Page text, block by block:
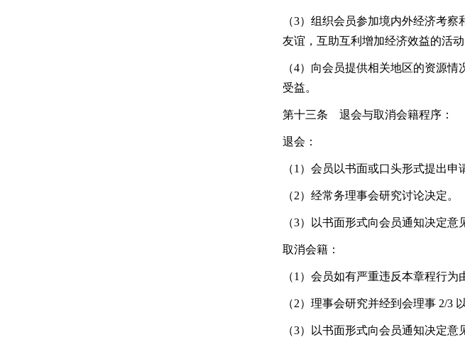
（3）组织会员参加境内外经济考
友谊，互助互利增加经济效益的活动
（4）向会员提供相关地区的资源
受益。
第十三条 退会与取消会籍程序：
退会：
（1）会员以书面或口头形式提出申
（2）经常务理事会研究讨论决定。
（3）以书面形式向会员通知决定意
取消会籍：
（1）会员如有严重违反本章程行为
（2）理事会研究并经到会理事 2/3
（3）以书面形式向会员通知决定意